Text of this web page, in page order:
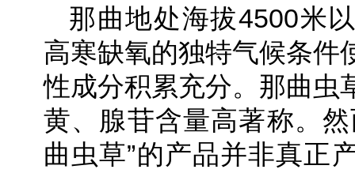
那曲地处海拔4500米
高寒缺氧的独特气候条件
性成分积累充分。那曲虫
黄、腺苷含量高著称。
曲虫草”的产品并非真正